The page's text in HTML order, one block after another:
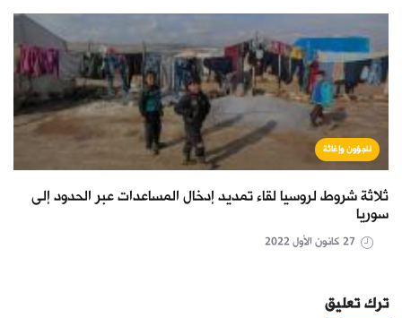
لاجؤون وإغاثة
ثلاثة شروط لروسيا لقاء تمديد إدخال المساعدات عبر الحدود إلى
سوريا
ترك تعليق